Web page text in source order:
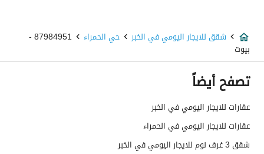
شقق للايجار اليومي في الخبر حي الحمراء 87984951 -
بيوت
تصفح أيضاً
عقارات للايجار اليومي في الخبر
عقارات للايجار اليومي في الحمراء
شقق 3 غرف نوم للايجار اليومي في الخبر